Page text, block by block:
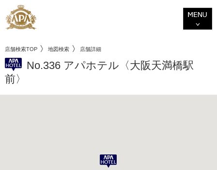
店舗検索TOP 地図検索 店舗詳細
No.336 アパホテル〈大阪天満橋駅
前〉